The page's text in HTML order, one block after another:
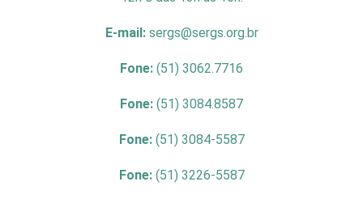
E-mail: sergs@sergs.org.br
Fone: (51) 3062.7716
Fone: (51) 3084.8587
Fone: (51) 3084-5587
Fone: (51) 3226-5587